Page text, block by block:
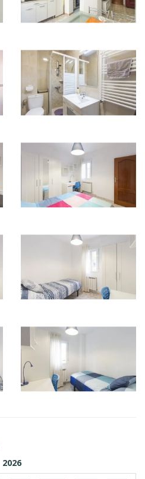
2026